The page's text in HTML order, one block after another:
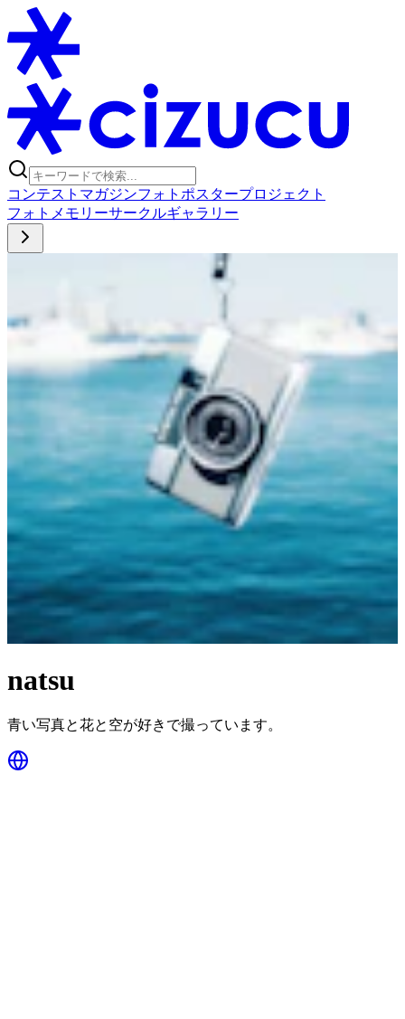
コンテスト マガジンフォトポスタープロジェクト
フォト メモリーサークルギャラリー
natsu
青い写真と花と空が好きで撮っています。